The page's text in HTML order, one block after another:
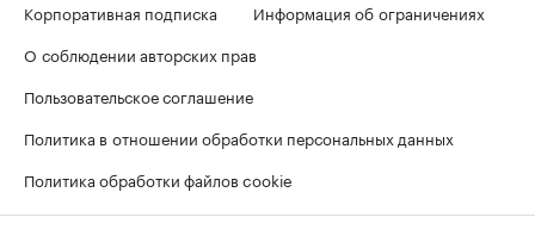
Корпоративная подписка
Информация об ограничениях
О соблюдении авторских прав
Пользовательское соглашение
Политика в отношении обработки персональных данных
Политика обработки файлов cookie